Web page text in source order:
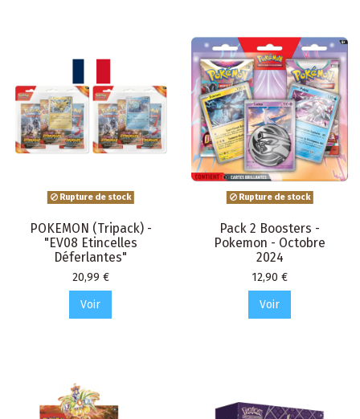
Rupture de stock
POKEMON (Tripack) -
"EV08 Etincelles
Déferlantes"
Prix
20,99 €
Voir
Rupture de stock
Pack 2 Boosters -
Pokemon - Octobre
2024
Prix
12,90 €
Voir